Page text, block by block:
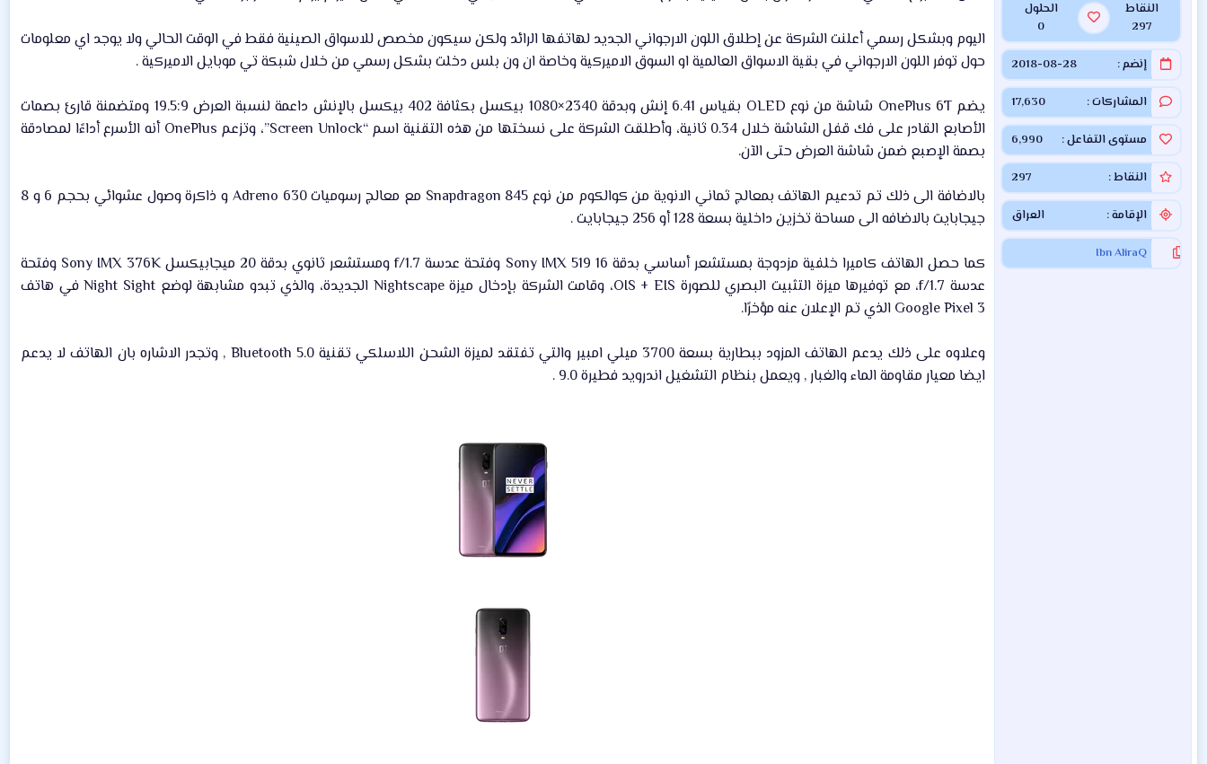
النقاط
297
الحلول
0
إنضم 2018-08-28
المشاركات 17,630
مستوى التفاعل 6,990
النقاط 297
الإقامة العراق
Ibn AliraQ
اليوم وبشكل رسمي أعلنت الشركة عن إطلاق اللون الارجواني الجديد لهاتفها الرائد ولكن سيكون مخصص للاسواق الصينية فقط في الوقت الحالي ولا يوجد اي معلومات
حول توفر اللون الارجواني في بقية الاسواق العالمية او السوق الاميركية وخاصة ان ون بلس دخلت بشكل رسمي من خلال شبكة تي موبايل الاميركية .​
يضم OnePlus 6T شاشة من نوع OLED بقياس 6.41 إنش وبدقة 2340×1080 بيكسل بكثافة 402 بيكسل بالإنش داعمة لنسبة العرض 19.5:9 ومتضمنة قارئ بصمات
الأصابع القادر على فك قفل الشاشة خلال 0.34 ثانية، وأطلقت الشركة على نسختها من هذه التقنية اسم “Screen Unlock”، وتزعم OnePlus أنه الأسرع أداءًا لمصادقة
بصمة الإصبع ضمن شاشة العرض حتى الآن.​
بالاضافة الى ذلك تم تدعيم الهاتف بمعالج ثماني الانوية من كوالكوم من نوع Snapdragon 845 مع معالج رسوميات Adreno 630 و ذاكرة وصول عشوائي بحجم 6 و 8
جيجابايت بالاضافه الى مساحة تخزين داخلية بسعة 128 أو 256 جيجابايت .​
كما حصل الهاتف كاميرا خلفية مزدوجة بمستشعر أساسي بدقة 16 Sony IMX 519 وفتحة عدسة f/1.7 ومستشعر ثانوي بدقة 20 ميجابيكسل Sony IMX 376K وفتحة
عدسة f/1.7، مع توفيرها ميزة التثبيت البصري للصورة OIS + EIS، وقامت الشركة بإدخال ميزة Nightscape الجديدة، والذي تبدو مشابهة لوضع Night Sight في هاتف
Google Pixel 3 الذي تم الإعلان عنه مؤخرًا.​
وعلاوه على ذلك يدعم الهاتف المزود ببطارية بسعة 3700 ميلي امبير والتي تفتقد لميزة الشحن اللاسلكي تقنية Bluetooth 5.0 , وتجدر الاشاره بان الهاتف لا يدعم
ايضا معيار مقاومة الماء والغبار , ويعمل بنظام التشغيل اندرويد فطيرة 9.0 .​